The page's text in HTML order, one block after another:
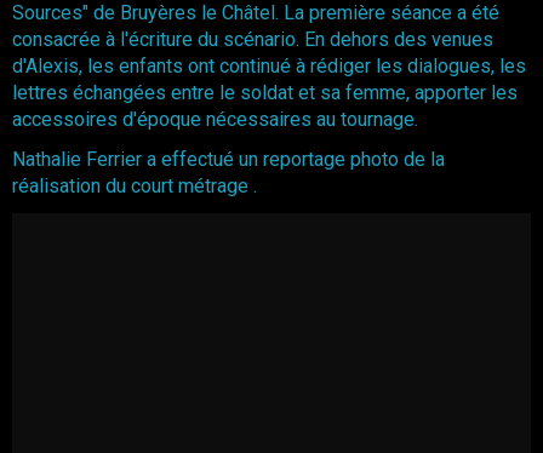
Sources" de Bruyères le Châtel. La première séance a été
consacrée à l'écriture du scénario. En dehors des venues
d'Alexis, les enfants ont continué à rédiger les dialogues, les
lettres échangées entre le soldat et sa femme, apporter les
accessoires d'époque nécessaires au tournage.
Nathalie Ferrier a effectué un reportage photo de la
réalisation du court métrage .